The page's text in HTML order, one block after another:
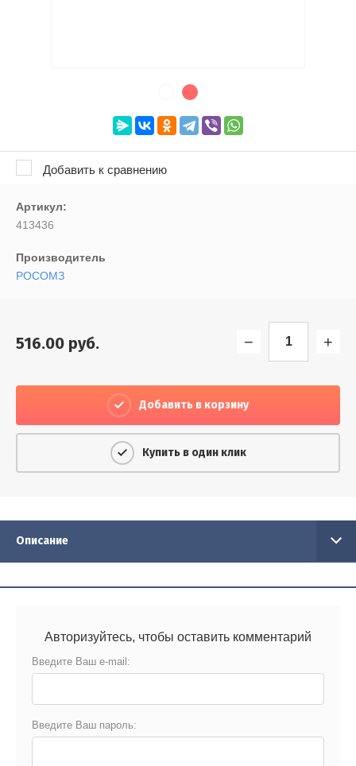
Добавить к сравнению
Артикул:
413436
Производитель
РОСОМЗ
516.00 руб. − +
Добавить в корзину
Купить в один клик
Описание
Авторизуйтесь, чтобы оставить комментарий
Введите Ваш e-mail:
Введите Ваш пароль:
Выберите...
Результатов на странице: